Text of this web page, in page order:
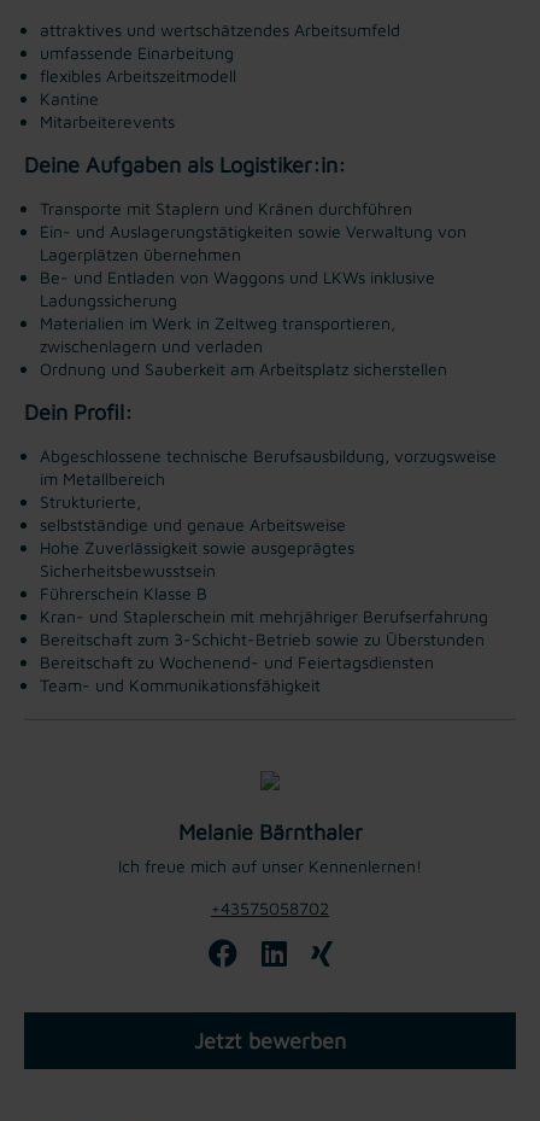
attraktives und wertschätzendes Arbeitsumfeld
umfassende Einarbeitung
flexibles Arbeitszeitmodell
Kantine
Mitarbeiterevents
Deine Aufgaben als Logistiker:in:
Transporte mit Staplern und Kränen durchführen
Ein- und Auslagerungstätigkeiten sowie Verwaltung von
Lagerplätzen übernehmen
Be- und Entladen von Waggons und LKWs inklusive
Ladungssicherung
Materialien im Werk in Zeltweg transportieren,
zwischenlagern und verladen
Ordnung und Sauberkeit am Arbeitsplatz sicherstellen
Dein Profil:
Abgeschlossene technische Berufsausbildung, vorzugsweise
im Metallbereich
Strukturierte,
selbstständige und genaue Arbeitsweise
Hohe Zuverlässigkeit sowie ausgeprägtes
Sicherheitsbewusstsein
Führerschein Klasse B
Kran- und Staplerschein mit mehrjähriger Berufserfahrung
Bereitschaft zum 3-Schicht-Betrieb sowie zu Überstunden
Bereitschaft zu Wochenend- und Feiertagsdiensten
Team- und Kommunikationsfähigkeit
Melanie Bärnthaler
Ich freue mich auf unser Kennenlernen!
+43575058702
Jetzt bewerben